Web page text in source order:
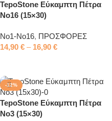
TepoStone Εύκαμπτη Πέτρα
No16 (15×30)
No1-No16, ΠΡΟΣΦΟΡΕΣ
14,90 € – 16,90 €
-12%
TepoStone Εύκαμπτη Πέτρα
No3 (15×30)